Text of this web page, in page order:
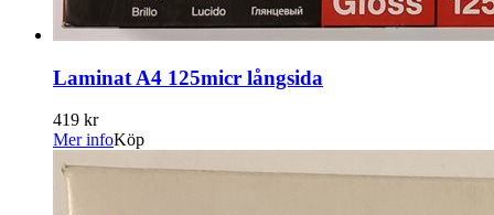
Laminat A4 125micr långsida
419 kr
Mer infoKöp